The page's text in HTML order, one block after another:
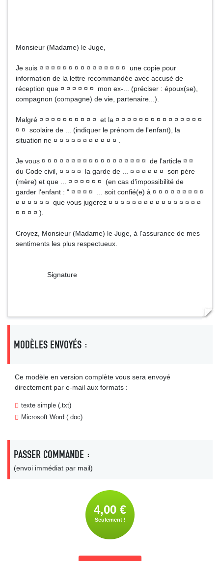
Monsieur (Madame) le Juge,
Je suis ¤ ¤ ¤ ¤ ¤ ¤ ¤ ¤ ¤ ¤ ¤ ¤ ¤ ¤ ¤ une copie pour
information de la lettre recommandée avec accusé de
réception que ¤ ¤ ¤ ¤ ¤ ¤ mon ex-... (préciser : époux(se),
compagnon (compagne) de vie, partenaire...).
Malgré ¤ ¤ ¤ ¤ ¤ ¤ ¤ ¤ ¤ ¤ et la ¤ ¤ ¤ ¤ ¤ ¤ ¤ ¤ ¤ ¤ ¤ ¤ ¤ ¤ ¤
¤ ¤ scolaire de ... (indiquer le prénom de l'enfant), la
situation ne ¤ ¤ ¤ ¤ ¤ ¤ ¤ ¤ ¤ ¤ ¤ .
Je vous ¤ ¤ ¤ ¤ ¤ ¤ ¤ ¤ ¤ ¤ ¤ ¤ ¤ ¤ ¤ ¤ ¤ ¤ de l'article ¤ ¤
du Code civil, ¤ ¤ ¤ ¤ la garde de ... ¤ ¤ ¤ ¤ ¤ ¤ son père
(mère) et que ... ¤ ¤ ¤ ¤ ¤ ¤ (en cas d'impossibilité de
garder l'enfant : " ¤ ¤ ¤ ¤ ... soit confié(e) à ¤ ¤ ¤ ¤ ¤ ¤ ¤ ¤ ¤
¤ ¤ ¤ ¤ ¤ ¤ que vous jugerez ¤ ¤ ¤ ¤ ¤ ¤ ¤ ¤ ¤ ¤ ¤ ¤ ¤ ¤ ¤ ¤
¤ ¤ ¤ ¤ ).
Croyez, Monsieur (Madame) le Juge, à l'assurance de mes
sentiments les plus respectueux.
Signature
MODÈLES ENVOYÉS :
Ce modèle en version complète vous sera envoyé
directement par e-mail aux formats :
texte simple (.txt)
Microsoft Word (.doc)
PASSER COMMANDE :
(envoi immédiat par mail)
4,00 €
Seulement !